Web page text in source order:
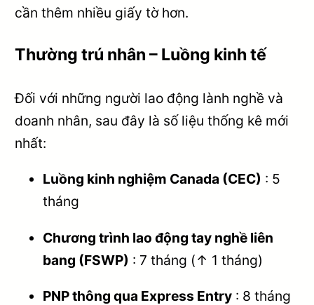
cần thêm nhiều giấy tờ hơn.
Thường trú nhân – Luồng kinh tế
Đối với những người lao động lành nghề và
doanh nhân, sau đây là số liệu thống kê mới
nhất:
Luồng kinh nghiệm Canada (CEC) : 5
tháng
Chương trình lao động tay nghề liên
bang (FSWP) : 7 tháng (↑ 1 tháng)
PNP thông qua Express Entry : 8 tháng